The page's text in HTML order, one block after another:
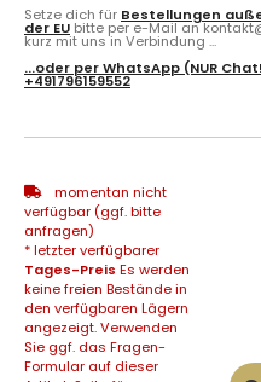
Setze dich für Bestellungen
der EU bitte per e-Mail an
kurz mit uns in Verbindung ...
...oder perWhatsApp (NUR
+491796159552
momentan nicht
verfügbar (ggf. bitte
anfragen)
* letzter verfügbarer
Tages-Preis Es werden
keine freien Bestände in
den verfügbaren Lägern
angezeigt. Verwenden
Sie ggf. das Fragen-
Formular auf dieser